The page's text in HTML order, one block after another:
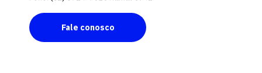
Fale conosco